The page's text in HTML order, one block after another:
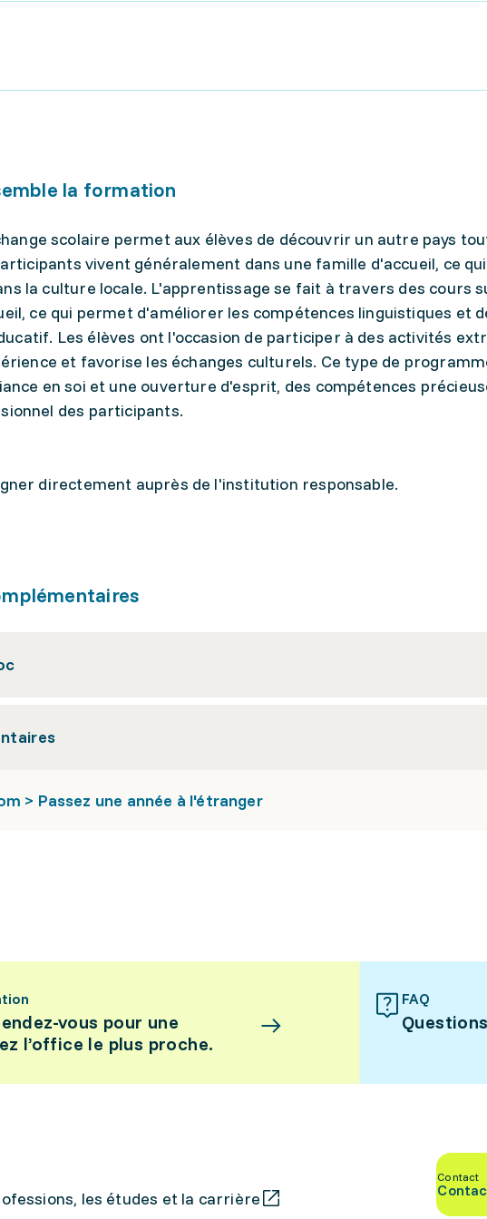
la formation
scolaire permet aux élèves de découvrir un autre pays
vivent généralement dans une famille d'accueil, ce
la culture locale. L'apprentissage se fait à travers des cours
ce qui permet d'améliorer les compétences linguistiques et
Les élèves ont l'occasion de participer à des activités
et favorise les échanges culturels. Ce type de
en soi et une ouverture d'esprit, des compétences
des participants.
directement auprès de l'institution responsable.
> Passez une année à l'étranger
vous pour une
l’office le plus proche.
FAQ
les études et la carrière
Contact